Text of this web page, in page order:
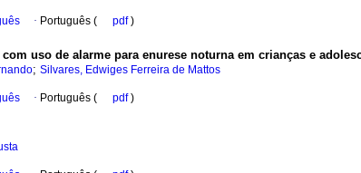
· Português ( pdf)
uso de alarme para enurese noturna em crianças e
; Silvares, Edwiges Ferreira de Mattos
· Português ( pdf)